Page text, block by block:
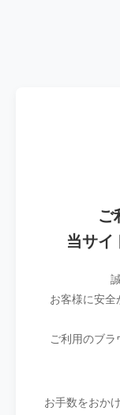
ご
当サイ
お客様に安
ご利用のブ
お手数をおか